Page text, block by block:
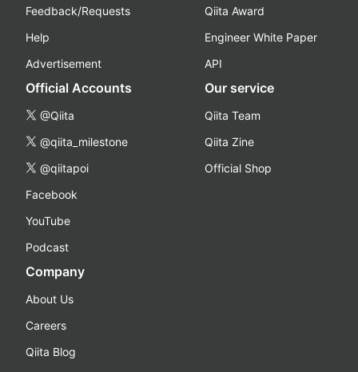
Feedback/Requests
Help
Advertisement
Qiita Award
Engineer White Paper
API
Official Accounts
@Qiita
@qiita_milestone
@qiitapoi
Facebook
YouTube
Podcast
Our service
Qiita Team
Qiita Zine
Official Shop
Company
About Us
Careers
Qiita Blog